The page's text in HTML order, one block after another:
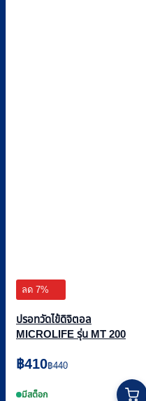
ลด 7%
ปรอทวัดไข้ดิจิตอล
MICROLIFE รุ่น MT 200
฿440
Original
was:
฿410
Current
is:มีสต็อก